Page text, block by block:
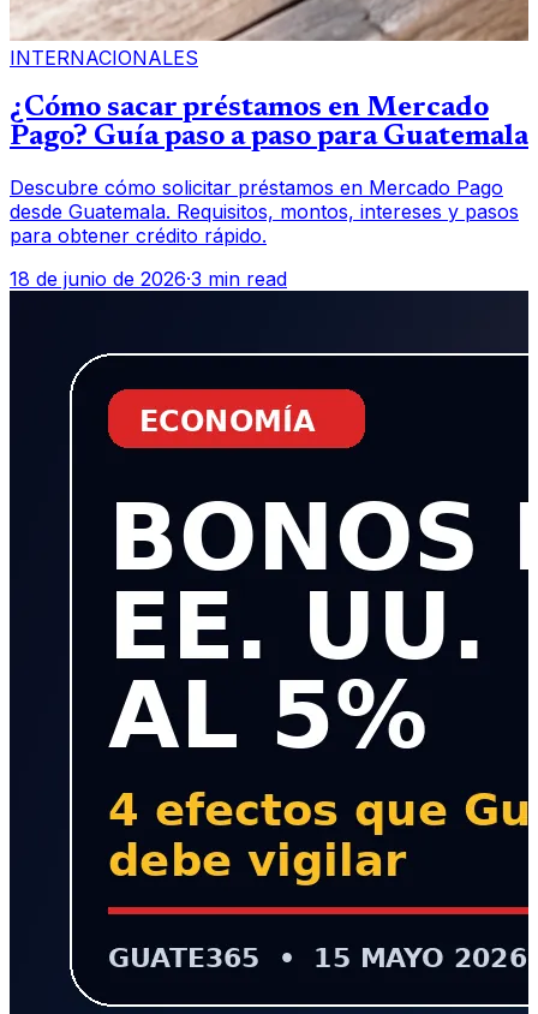
INTERNACIONALES
¿Cómo sacar préstamos en Mercado
Pago? Guía paso a paso para Guatemala
Descubre cómo solicitar préstamos en Mercado Pago
desde Guatemala. Requisitos, montos, intereses y pasos
para obtener crédito rápido.
18 de junio de 2026·3 min read